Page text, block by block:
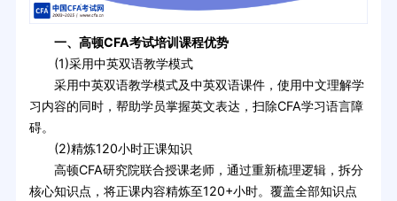
一、高顿CFA考试培训课程优势
(1)采用中英双语教学模式
采用中英双语教学模式及中英双语课件，使用中文理解学
习内容的同时，帮助学员掌握英文表达，扫除CFA学习语言障
碍。
(2)精炼120小时正课知识
高顿CFA研究院联合授课老师，通过重新梳理逻辑，拆分
核心知识点，将正课内容精炼至120+小时。覆盖全部知识点